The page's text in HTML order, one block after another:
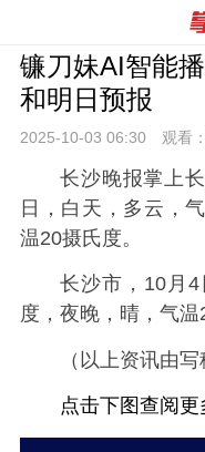
镰刀妹AI智能
和明日预报
2025-10-03 06:30 观看：
长沙晚报掌上
日，白天，多云，
温20摄氏度。
长沙市，10月
度，夜晚，晴，气温
（以上资讯由
点击下图查阅更